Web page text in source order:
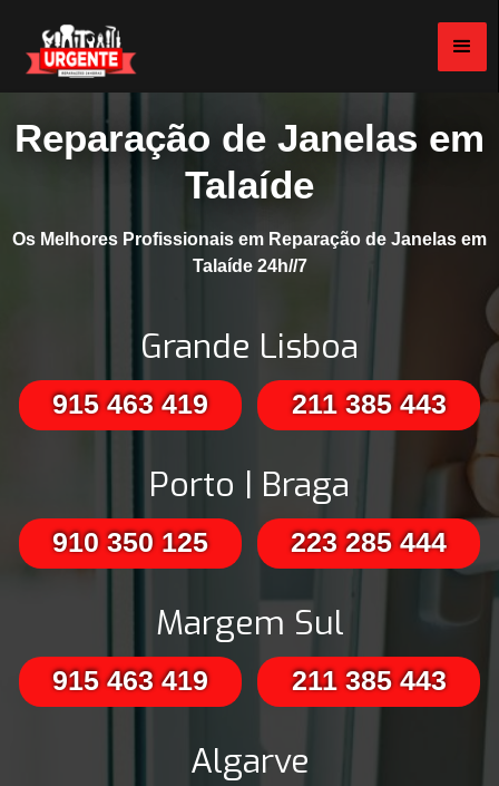
Reparação de Janelas em
Talaíde
Os Melhores Profissionais em Reparação de Janelas em
Talaíde 24h//7
Grande Lisboa
915 463 419 211 385 443
Porto | Braga
910 350 125 223 285 444
Margem Sul
915 463 419 211 385 443
Algarve